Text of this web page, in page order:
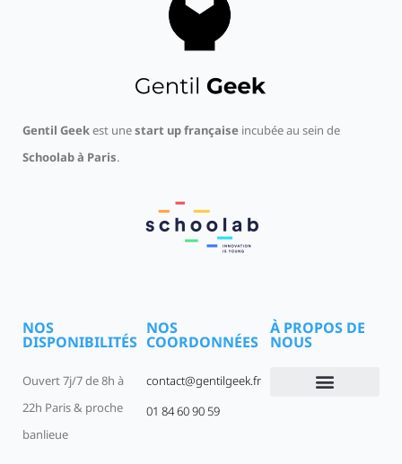
Gentil Geekest unestart up française incubée au sein de
Schoolab à Paris.
NOS
DISPONIBILITÉS
Ouvert 7j/7 de 8h à
22h Paris & proche
banlieue
NOS
COORDONNÉES
contact@gentilgeek.fr
01 84 60 90 59
À PROPOS DE
NOUS